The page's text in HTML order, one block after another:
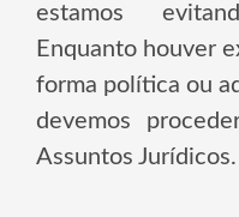
estamos
Enquanto houver
forma política ou
devemos
Assuntos Jurídicos.